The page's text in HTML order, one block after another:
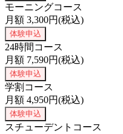
モーニングコース
月額 3,300円(税込)
体験申込
24時間コース
月額 7,590円(税込)
体験申込
学割コース
月額 4,950円(税込)
体験申込
スチューデントコース